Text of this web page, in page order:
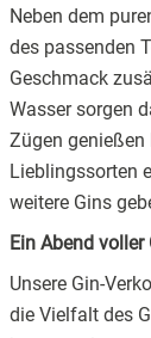
Neben dem
des passenden
Geschmack
Wasser sorgen
Zügen
Lieblingssorten
weitere Gins
Ein Abend
Unsere Gin-
die Vielfalt des